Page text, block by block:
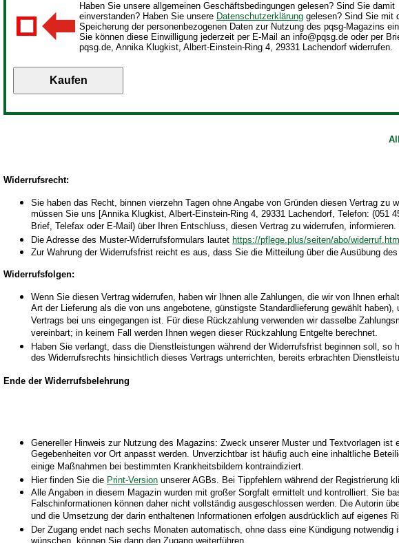
Haben Sie unsere allgemeinen Geschäftsbedingungen gelesen? Sind Sie damit
einverstanden? Haben Sie unsere Datenschutzerklärung gelesen? Sind Sie mit
Speicherung der personenbezogenen Daten zur Nutzung des pqsg-Magazins
Sie können diese Einwilligung jederzeit per E-Mail an info@pqsg.de oder per
pqsg.de, Annika Klugkist, Albert-Einstein-Ring 4, 29331 Lachendorf widerrufen.
Widerrufsrecht:
Sie haben das Recht, binnen vierzehn Tagen ohne Angabe von Gründen diesen Vertrag
müssen Sie uns [Annika Klugkist, Albert-Einstein-Ring 4, 29331 Lachendorf, Telefon:
Brief, Telefax oder E-Mail) über Ihren Entschluss, diesen Vertrag zu widerrufen,
Die Adresse des Muster-Widerrufsformulars lautet https://pflege.plus/seiten/abo/widerruf.htm
Zur Wahrung der Widerrufsfrist reicht es aus, dass Sie die Mitteilung über die Ausübung
Widerrufsfolgen:
Wenn Sie diesen Vertrag widerrufen, haben wir Ihnen alle Zahlungen, die wir von Ihnen
Art der Lieferung als die von uns angebotene, günstigste Standardlieferung gewählt
Vertrags bei uns eingegangen ist. Für diese Rückzahlung verwenden wir dasselbe
vereinbart; in keinem Fall werden Ihnen wegen dieser Rückzahlung Entgelte berechnet.
Haben Sie verlangt, dass die Dienstleistungen während der Widerrufsfrist beginnen soll,
des Widerrufsrechts hinsichtlich dieses Vertrags unterrichten, bereits erbrachten
Ende der Widerrufsbelehrung
Genereller Hinweis zur Nutzung des Magazins: Zweck unserer Muster und Textvorlagen
Gegebenheiten vor Ort anpasst werden. Unverzichtbar ist häufig auch eine inhaltliche
einige Maßnahmen bei bestimmten Krankheitsbildern kontraindiziert.
Hier finden Sie die Print-Version unserer AGBs. Bei Tippfehlern während der Registrierung
Alle Angaben in diesem Magazin wurden mit großer Sorgfalt ermittelt und kontrolliert. Sie
Falschinformationen können daher nicht vollständig ausgeschlossen werden. Die Autorin
und die Umsetzung der darin enthaltenen Informationen erfolgen ausdrücklich auf eigenes
Der Zugang endet nach sechs Monaten automatisch, ohne dass eine Kündigung